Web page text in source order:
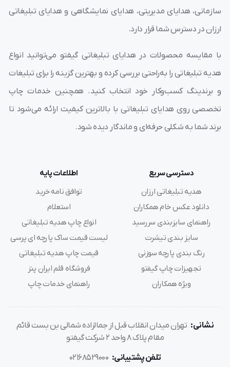
روی هدایای تبلیغاتی از جمله ساعت دیواری تبلیغاتی
اندیشیده و بهترین کیفیت چاپ و حکاکی را ارائه می دهد.
سازمانی، هدایای مدیریتی، هدایای نمایشگاهی و هدایای تبلیغاتی
ارزان در دسترس شما قرار دارد.
با مقایسه محصولات در هدایای تبلیغاتی گیفتو می‌توانید انواع
هدیه تبلیغاتی را به‌راحتی بررسی کرده و بهترین گزینه را برای تبلیغات
و برندینگ کسب‌وکار خود انتخاب کنید. همچنین خدمات چاپ
تخصصی روی هدایای تبلیغاتی با بالاترین کیفیت ارائه می‌شود تا
برند شما به شکلی حرفه‌ای و ماندگار دیده شود.
دسترسی سریع
هدیه تبلیغاتی ارزان
دانلود عکس خام همکاران
راهنمای سایزبندی سررسید
سایز بندی تیشرت
رنگ بندی پارچه سوزنی
تجهیزات چاپ گیفتو
ویژه همکاران
اطلاعات پایه
توافق نامه خرید
استعلام
انواع چاپ هدیه تبلیغاتی
لیست قیمت ساک پارچه ای پرسی
قیمت چاپ هدیه تبلیغاتی
فروشگاه قلم ایران پنز
راهنمای خدمات چاپ
نشانی: تهران میدان انقلاب قبل از جمالزاده شمالی بن بست قائم
مقام پلاک 8 واحد 2 شرکت گیفتو
تلفن پشتیبانی: 02168529000